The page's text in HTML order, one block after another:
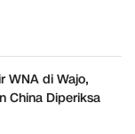
WNA di Wajo,
China Diperiksa